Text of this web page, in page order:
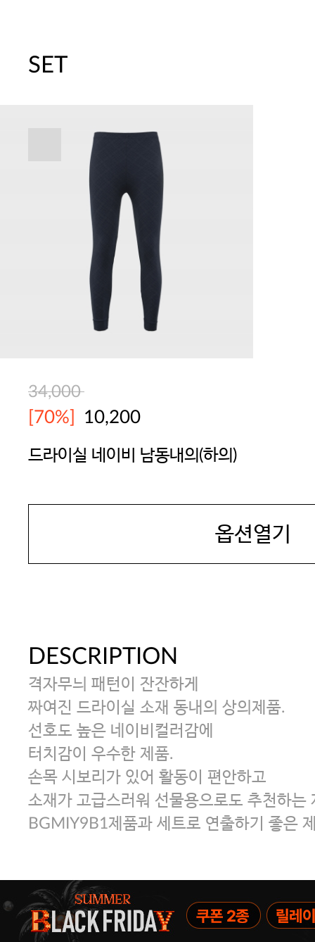
주말특가 20%(8.7~8.9)/5만원 이
[썸머블프] 2만원 할인 쿠폰(8.1~31)
SET
34,000
[70%] 10,200
드라이실 네이비 남동내의(하의)
옵션열기
DESCRIPTION
격자무늬 패턴이 잔잔하게
짜여진 드라이실 소재 동내의 상의제품.
선호도 높은 네이비컬러감에
터치감이 우수한 제품.
손목 시보리가 있어 활동이 편안하고
소재가 고급스러워 선물용으로도 추천하는
BGMIY9B1제품과 세트로 연출하기 좋은